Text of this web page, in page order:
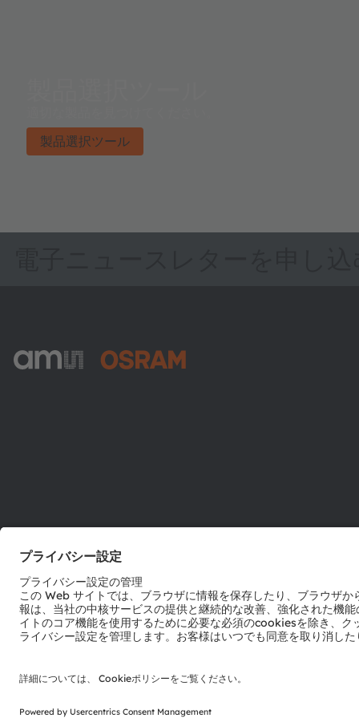
製品選択ツール